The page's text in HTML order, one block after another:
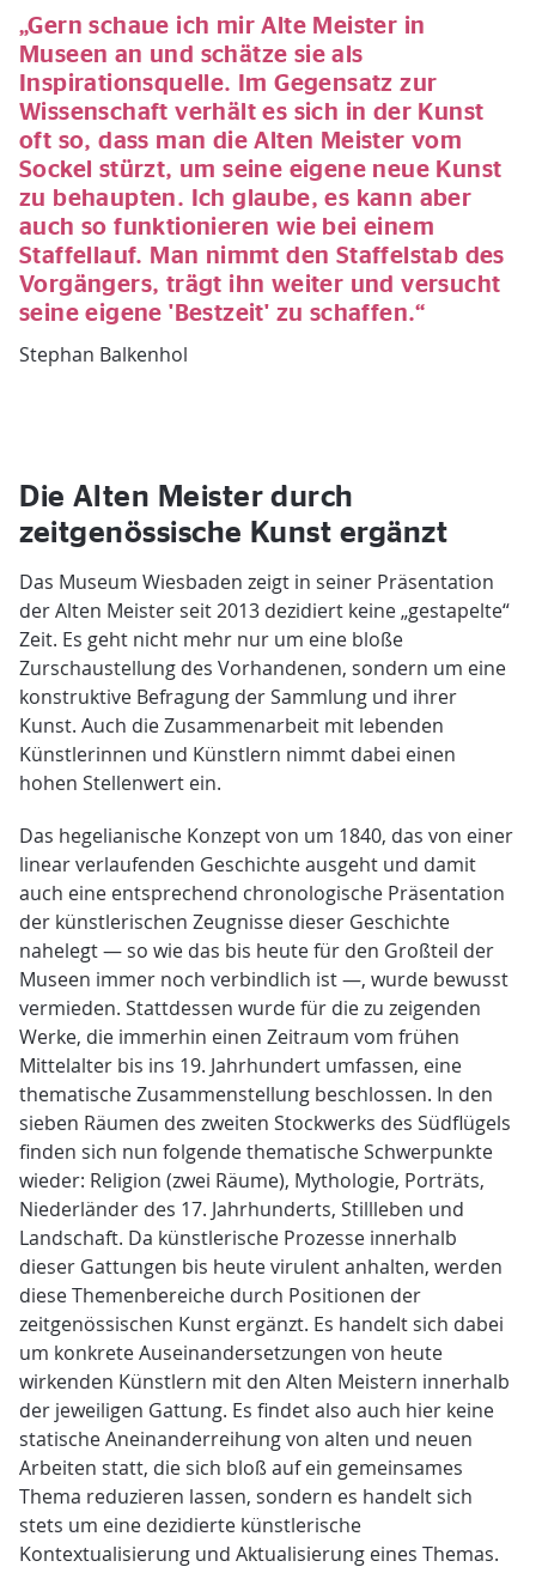
„Gern schaue ich mir Alte Meister in
Museen an und schätze sie als
Inspirationsquelle. Im Gegensatz zur
Wissenschaft verhält es sich in der Kunst
oft so, dass man die Alten Meister vom
Sockel stürzt, um seine eigene neue Kunst
zu behaupten. Ich glaube, es kann aber
auch so funktionieren wie bei einem
Staffellauf. Man nimmt den Staffelstab des
Vorgängers, trägt ihn weiter und versucht
seine eigene 'Bestzeit' zu schaffen.“
Stephan Balkenhol
Die Alten Meister durch
zeitgenössische Kunst ergänzt
Das Museum Wiesbaden zeigt in seiner Präsentation
der Alten Meister seit 2013 dezidiert keine „gestapelte“
Zeit. Es geht nicht mehr nur um eine bloße
Zurschaustellung des Vorhandenen, sondern um eine
konstruktive Befragung der Sammlung und ihrer
Kunst. Auch die Zusammenarbeit mit lebenden
Künstlerinnen und Künstlern nimmt dabei einen
hohen Stellenwert ein.
Das hegelianische Konzept von um 1840, das von einer
linear verlaufenden Geschichte ausgeht und damit
auch eine entsprechend chronologische Präsentation
der künstlerischen Zeugnisse dieser Geschichte
nahelegt — so wie das bis heute für den Großteil der
Museen immer noch verbindlich ist —, wurde bewusst
vermieden. Stattdessen wurde für die zu zeigenden
Werke, die immerhin einen Zeitraum vom frühen
Mittelalter bis ins 19. Jahrhundert umfassen, eine
thematische Zusammenstellung beschlossen. In den
sieben Räumen des zweiten Stockwerks des Südflügels
finden sich nun folgende thematische Schwerpunkte
wieder: Religion (zwei Räume), Mythologie, Porträts,
Niederländer des 17. Jahrhunderts, Stillleben und
Landschaft. Da künstlerische Prozesse innerhalb
dieser Gattungen bis heute virulent anhalten, werden
diese Themenbereiche durch Positionen der
zeitgenössischen Kunst ergänzt. Es handelt sich dabei
um konkrete Auseinandersetzungen von heute
wirkenden Künstlern mit den Alten Meistern innerhalb
der jeweiligen Gattung. Es findet also auch hier keine
statische Aneinanderreihung von alten und neuen
Arbeiten statt, die sich bloß auf ein gemeinsames
Thema reduzieren lassen, sondern es handelt sich
stets um eine dezidierte künstlerische
Kontextualisierung und Aktualisierung eines Themas.